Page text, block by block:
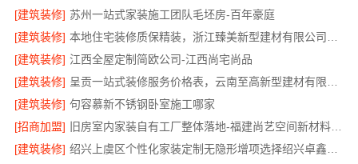
[建筑装修] 苏州一站式家装施工团队毛坯房-百年豪庭
[建筑装修]
[建筑装修] 江西全屋定制简欧公司-江西尚宅尚品
[建筑装修]
[建筑装修] 句容慕新不锈钢卧室施工哪家
[招商加盟]
旧房室内家装自有工厂整体落地-福建尚艺空间新材料科技有限公司
[建筑装修]